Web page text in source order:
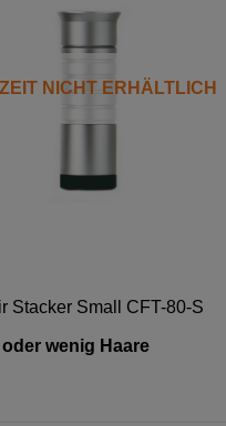
NICHT ERHÄLTLICH
Stacker Small CFT-80-S
oder wenig Haare